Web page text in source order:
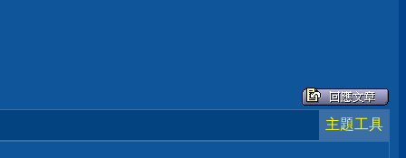
主題工具